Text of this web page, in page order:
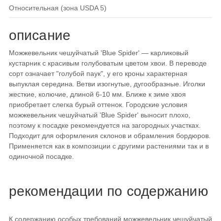
относительная (зона USDA 5)
описание
Можжевельник чешуйчатый 'Blue Spider' — карликовый
кустарник с красивым голубоватым цветом хвои. В переводе
сорт означает "голубой паук", у его кроны характерная
выпуклая середина. Ветви изогнутые, дугообразные. Иголки
жесткие, колючие, длиной 6-10 мм. Ближе к зиме хвоя
приобретает слегка бурый оттенок. Городские условия
можжевельник чешуйчатый 'Blue Spider' выносит плохо,
поэтому к посадке рекомендуется на загородных участках.
Подходит для оформления склонов и обрамления бордюров.
Применяется как в композиции с другими растениями так и в
одиночной посадке.
рекомендации по содержанию
К содержанию особых требований можжевельник чешуйчатый